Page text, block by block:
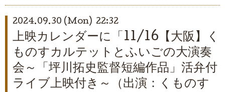
2024.09.30 (Mon) 22:32
上映カレンダーに「11/16【大阪】く
ものすカルテットとふいごの大演奏
会～「坪川拓史監督短編作品」活弁付
ライブ上映付き～（出演：くものす